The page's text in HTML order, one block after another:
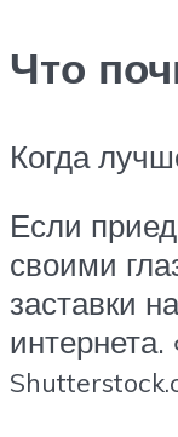
Что
Когда
Если
своими
заставки
интернета.